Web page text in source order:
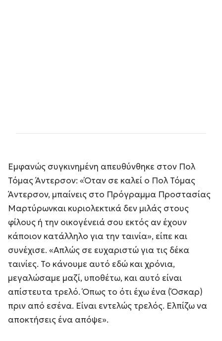
Εμφανώς συγκινημένη απευθύνθηκε στον Πολ
Τόμας Άντερσον: «Όταν σε καλεί ο Πολ Τόμας
Άντερσον, μπαίνεις στο Πρόγραμμα Προστασίας
Μαρτύρωνκαι κυριολεκτικά δεν μιλάς στους
φίλους ή την οικογένειά σου εκτός αν έχουν
κάποιον κατάλληλο για την ταινία», είπε και
συνέχισε. «Απλώς σε ευχαριστώ για τις δέκα
ταινίες. Το κάνουμε αυτό εδώ και χρόνια,
μεγαλώσαμε μαζί, υποθέτω, και αυτό είναι
απίστευτα τρελό. Όπως το ότι έχω ένα (Όσκαρ)
πριν από εσένα. Είναι εντελώς τρελός. Ελπίζω να
αποκτήσεις ένα απόψε».